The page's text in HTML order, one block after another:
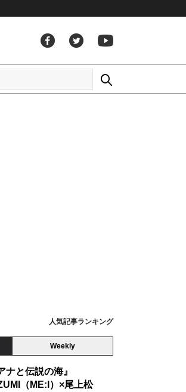
人気記事ランキング
Weekly
ナと伝説の海』
（ME:I）×尾上松